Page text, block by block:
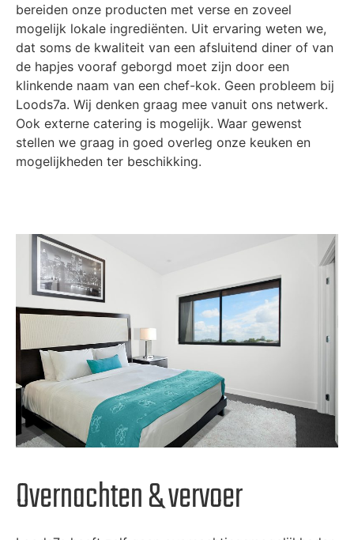
bereiden onze producten met verse en zoveel
mogelijk lokale ingrediënten. Uit ervaring weten we,
dat soms de kwaliteit van een afsluitend diner of van
de hapjes vooraf geborgd moet zijn door een
klinkende naam van een chef-kok. Geen probleem bij
Loods7a. Wij denken graag mee vanuit ons netwerk.
Ook externe catering is mogelijk. Waar gewenst
stellen we graag in goed overleg onze keuken en
mogelijkheden ter beschikking.
Overnachten & vervoer